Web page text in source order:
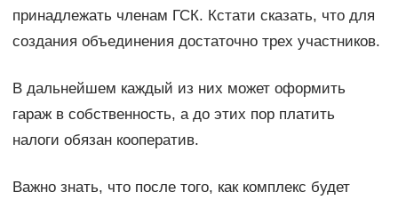
принадлежать членам ГСК. Кстати сказать, что для
создания объединения достаточно трех участников.
В дальнейшем каждый из них может оформить
гараж в собственность, а до этих пор платить
налоги обязан кооператив.
Важно знать, что после того, как комплекс будет